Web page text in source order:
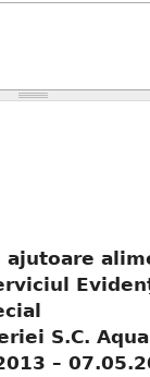
ajutoare
S.C.
–